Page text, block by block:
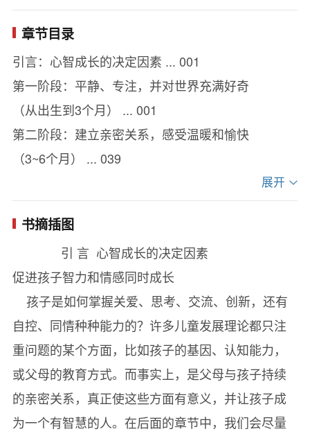
怎样为他们设限，
怎样触摸宝宝，
怎样与宝宝进行肢体与语言的交流，
在地板时间里适合开展的游戏是什么，
……
为不知从何处入手育儿的懵懂父母们做出清晰、具
体而系统的指导。
章节目录
引言：心智成长的决定因素 ... 001
第一阶段：平静、专注，并对世界充满好奇
（从出生到3个月） ... 001
第二阶段：建立亲密关系，感受温暖和愉快
（3~6个月） ... 039
（9个月左右） ... 077
第四阶段：在互动中模仿，萌发自我意识
（1岁~1岁6个月） ... 129
第五阶段：运用语言表达思想、感受和情绪
（2岁~2岁6个月） ... 205
第六阶段：形成联想，开始有逻辑的思考
（3~4岁） ... 263
地板时间：贯穿于六个阶段，培养智力与情感的全
面发展345
结语：一分耕耘一分收获381
展开
书摘插图
引 言 心智成长的决定因素
促进孩子智力和情感同时成长
孩子是如何掌握关爱、思考、交流、创新，还有
自控、同情种种能力的？许多儿童发展理论都只注
重问题的某个方面，比如孩子的基因、认知能力，
或父母的教育方式。而事实上，是父母与孩子持续
的亲密关系，真正使这些方面有意义，并让孩子成
为一个有智慧的人。在后面的章节中，我们会尽量